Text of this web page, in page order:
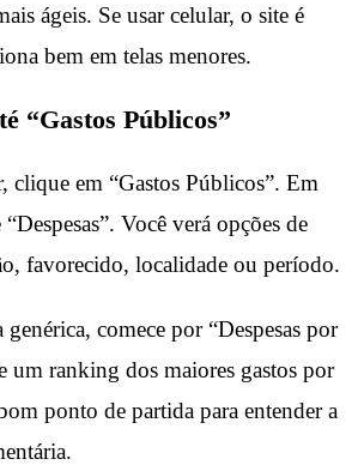
ágeis. Se usar celular, o site é
bem em telas menores.
“Gastos Públicos”
clique em “Gastos Públicos”. Em
Você verá opções de
favorecido, localidade ou período.
comece por “Despesas por
um ranking dos maiores gastos por
ponto de partida para entender a